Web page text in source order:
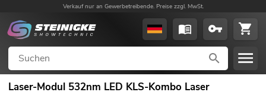
Verkauf nur an Gewerbetreibende. Preise zzgl. MwSt.
Laser-Modul 532nm LED KLS-Kombo Laser